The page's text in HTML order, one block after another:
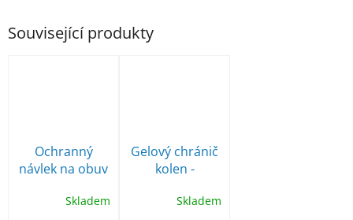
Související produkty
Ochranný
návlek na obuv
ocelová špice
Skladem
Gelový chránič
kolen -
Skladem